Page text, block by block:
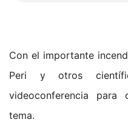
Con el importante
Peri y otros
videoconferencia
tema.